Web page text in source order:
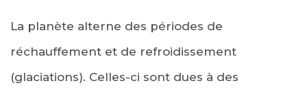
La planète alterne des périodes de
réchauffement et de refroidissement
(glaciations). Celles-ci sont dues à des